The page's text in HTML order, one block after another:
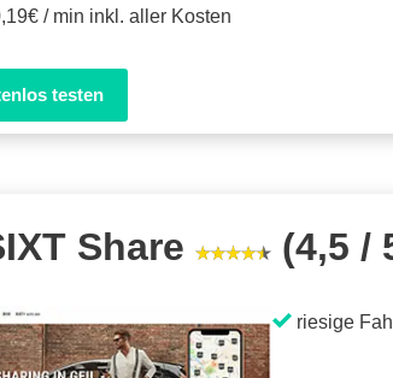
/ min inkl. aller Kosten
testen
Share (4,5 /
riesige